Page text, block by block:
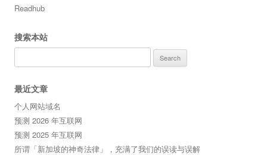
Readhub
搜索本站
for:
最近文章
个人网站域名
预测 2026 年互联网
预测 2025 年互联网
所谓「新加坡的神奇法律」，充满了我们的误读与误解